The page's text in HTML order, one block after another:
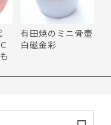
有田焼のミニ骨壷
白磁金彩